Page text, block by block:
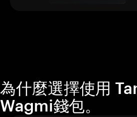
為什麼選擇使用
Wagmi錢包。